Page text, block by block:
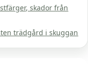
skador från
trädgård i skuggan